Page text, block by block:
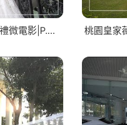
桃園揚昇高爾夫鄉村俱樂部|類婚紗|婚禮微電影|P.S. Wedding Studio。攝影工作室